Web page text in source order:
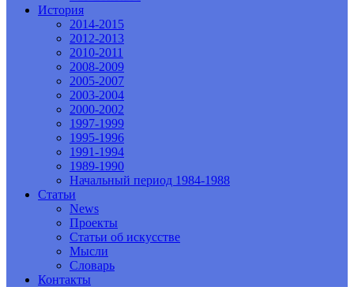
История
2014-2015
2012-2013
2010-2011
2008-2009
2005-2007
2003-2004
2000-2002
1997-1999
1995-1996
1991-1994
1989-1990
Начальный период 1984-1988
Статьи
News
Проекты
Статьи об искусстве
Мысли
Словарь
Контакты